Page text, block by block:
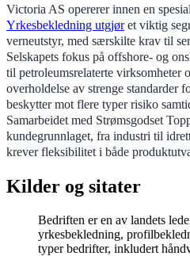
Victoria AS opererer innen en
Yrkesbekledning utgjøret viktig
verneutstyr, med særskilte krav til
Selskapets fokus på offshore- og
til petroleumsrelaterte virksomheter
overholdelse av strenge standarder
beskytter mot flere typer risiko
Samarbeidet med Strømsgodset
kundegrunnlaget, fra industri til
krever fleksibilitet i både
Kilder og sitater
Bedriften er en av landets
yrkesbekledning,
typer bedrifter, inkludert